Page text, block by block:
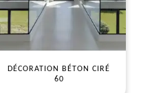
DÉCORATION BÉTON CIRÉ
60